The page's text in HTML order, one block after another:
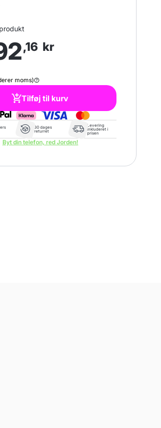
,16 kr
moms)
Tilføj til kurv
30 dages
returret
Levering
inkluderet i
prisen
Byt din telefon, red Jorden!